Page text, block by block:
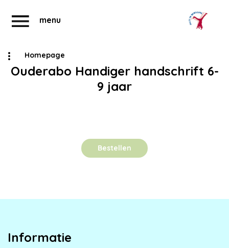
menu
Abonnementen Account
Homepage
Ouderabo Handiger handschrift 6-
9 jaar
Bestellen
Informatie